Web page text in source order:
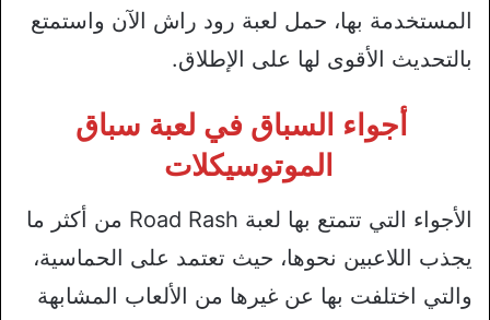
المستخدمة بها، حمل لعبة رود راش الآن واستمتع
بالتحديث الأقوى لها على الإطلاق.
أجواء السباق في لعبة سباق
الموتوسيكلات
الأجواء التي تتمتع بها لعبة Road Rash من أكثر ما
يجذب اللاعبين نحوها، حيث تعتمد على الحماسية،
والتي اختلفت بها عن غيرها من الألعاب المشابهة